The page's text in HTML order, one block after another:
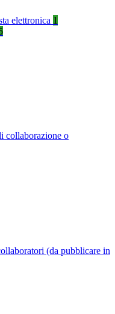
elettronica 1
collaborazione o
(da pubblicare in